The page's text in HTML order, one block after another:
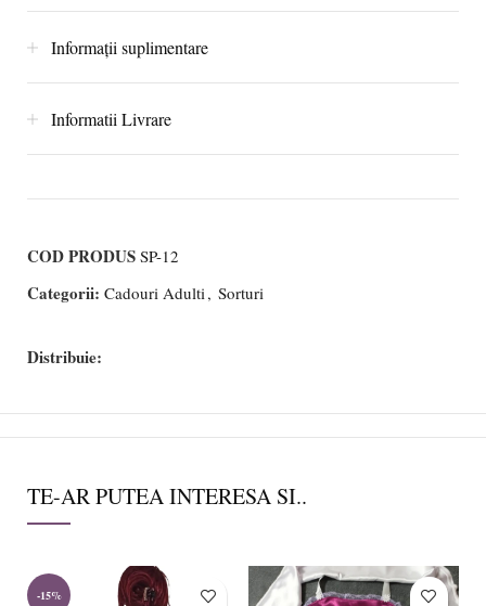
Informații suplimentare
Informatii Livrare
COD PRODUS SP-12
Categorii: Cadouri Adulti, Sorturi
Distribuie:
TE-AR PUTEA INTERESA SI..
-15%